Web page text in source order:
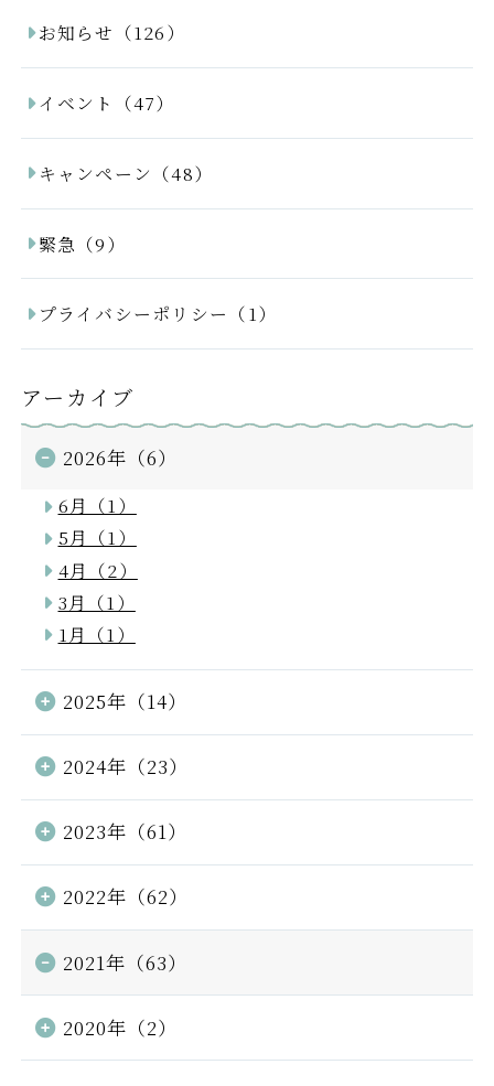
お知らせ（126）
イベント（47）
キャンペーン（48）
緊急（9）
プライバシーポリシー（1）
アーカイブ
2026年（6）
6月（1）
5月（1）
4月（2）
3月（1）
1月（1）
2025年（14）
2024年（23）
2023年（61）
2022年（62）
2021年（63）
2020年（2）